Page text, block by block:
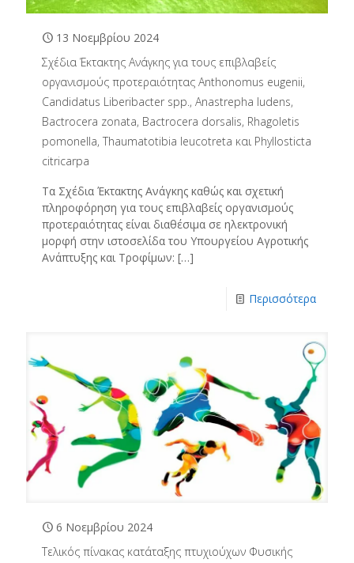
13 Νοεμβρίου 2024
Σχέδια Έκτακτης Ανάγκης για τους επιβλαβείς
οργανισμούς προτεραιότητας Anthonomus eugenii,
Candidatus Liberibacter spp., Anastrepha ludens,
Bactrocera zonata, Bactrocera dorsalis, Rhagoletis
pomonella, Thaumatotibia leucotreta και Phyllosticta
citricarpa
Τα Σχέδια Έκτακτης Ανάγκης καθώς και σχετική
πληροφόρηση για τους επιβλαβείς οργανισμούς
προτεραιότητας είναι διαθέσιμα σε ηλεκτρονική
μορφή στην ιστοσελίδα του Υπουργείου Αγροτικής
Ανάπτυξης και Τροφίμων: […]
Περισσότερα
6 Νοεμβρίου 2024
Τελικός πίνακας κατάταξης πτυχιούχων Φυσικής